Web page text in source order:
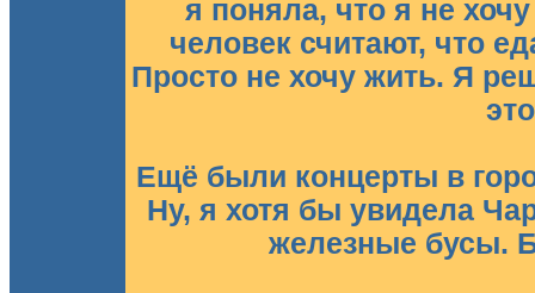
я поняла, что я не
человек считают, что
Просто не хочу жить. Я
Ещё были концерты в
Ну, я хотя бы увидела
железные бусы.